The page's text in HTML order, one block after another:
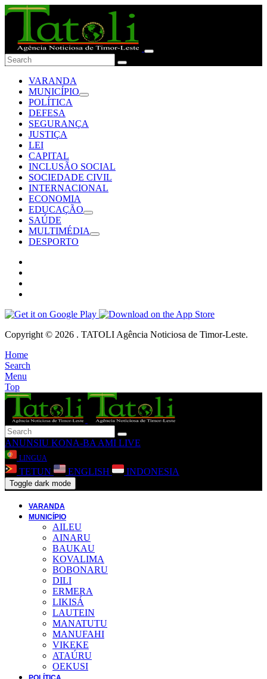
VARANDA
MUNICÍPIO
POLÍTICA
DEFESA
SEGURANÇA
JUSTIÇA
LEI
CAPITAL
INCLUSÃO SOCIAL
SOCIEDADE CIVIL
INTERNACIONAL
ECONOMIA
EDUCAÇÃO
SAÚDE
MULTIMÉDIA
DESPORTO
Copyright © 2026 . TATOLI Agência Noticiosa de Timor-Leste.
Home
Search
Menu
Top
ANUNSIU KONA-BA AMI LIVE
LINGUA
TETUN ENGLISH INDONESIA
Toggle dark mode
VARANDA
MUNICÍPIO
AILEU
AINARU
BAUKAU
KOVALIMA
BOBONARU
DILI
ERMERA
LIKISÁ
LAUTEIN
MANATUTU
MANUFAHI
VIKEKE
ATAÚRU
OEKUSI